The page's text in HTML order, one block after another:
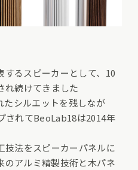
るスピーカーとして、10
れ続けてきました
シルエットを残しなが
されてBeoLab18は2014年
技法をスピーカーパネルに
アルミ精製技術と木パネ